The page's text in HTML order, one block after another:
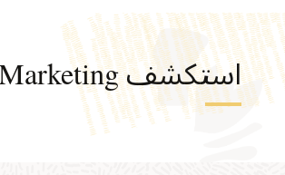
استكشف Oracle Marketing